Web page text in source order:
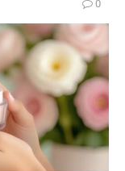
0